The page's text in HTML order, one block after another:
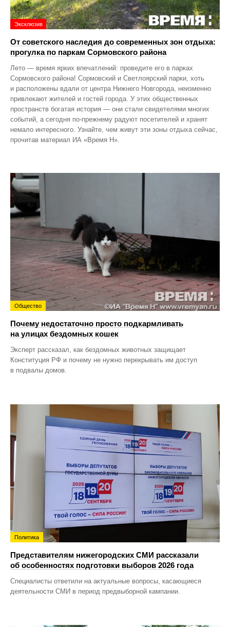
Эксклюзив
От советского наследия до современных зон отдыха:
прогулка по паркам Сормовского района
Лето — время ярких впечатлений: проведите его в парках
Сормовского района! Сормовский и Светлоярский парки, хоть
и расположены вдали от центра Нижнего Новгорода, неизменно
привлекают жителей и гостей города. У этих общественных
пространств богатая история — они стали свидетелями многих
событий, а сегодня по‑прежнему радуют посетителей и хранят
немало интересного. Узнайте, чем живут эти зоны отдыха сейчас,
прочитав материал ИА «Время Н».
Общество
Почему недостаточно просто подкармливать
на улицах бездомных кошек
Эксперт рассказал, как бездомных животных защищает
Конституция РФ и почему не нужно перекрывать им доступ
в подвалы домов.
Политика
Представителям нижегородских СМИ рассказали
об особенностях подготовки выборов 2026 года
Специалисты ответили на актуальные вопросы, касающиеся
деятельности СМИ в период предвыборной кампании.